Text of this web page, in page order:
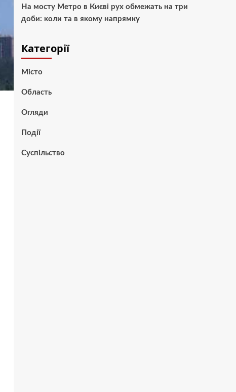
На мосту Метро в Києві рух обмежать на три
доби: коли та в якому напрямку
Категорії
Місто
Область
Огляди
Події
Суспільство